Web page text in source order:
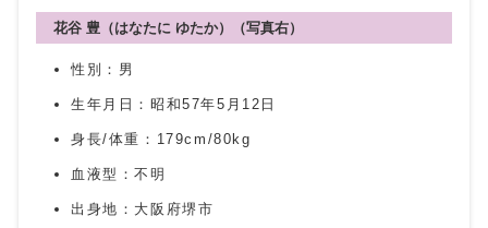
花谷 豊（はなたに ゆたか）（写真右）
性別：男
生年月日：昭和57年5月12日
身長/体重：179cm/80kg
血液型：不明
出身地：大阪府堺市